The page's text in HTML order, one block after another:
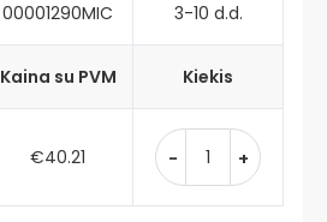
00001290MIC 3-10 d.d.
Kaina su PVM Kiekis
€40.21 - +